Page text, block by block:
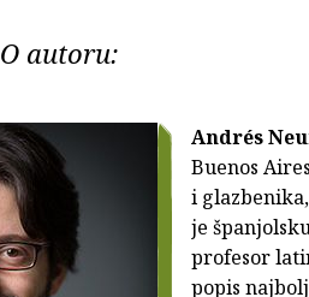
O autoru:
Andrés
Buenos
i
je
profesor
popis